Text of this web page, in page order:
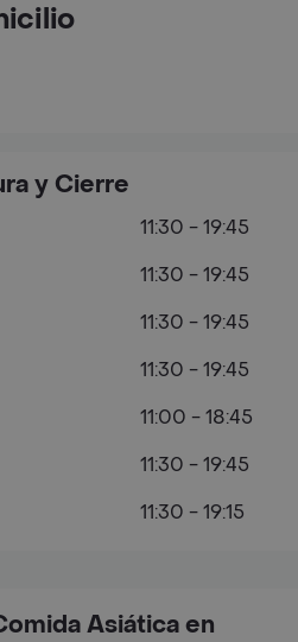
Asiática en
y Cierre
11:30 - 19:45
11:30 - 19:45
11:30 - 19:45
11:30 - 19:45
11:00 - 18:45
11:30 - 19:45
11:30 - 19:15